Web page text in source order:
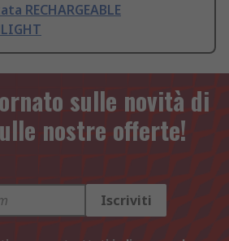
RECHARGEABLE
sulle novità di
nostre offerte!
Iscriviti